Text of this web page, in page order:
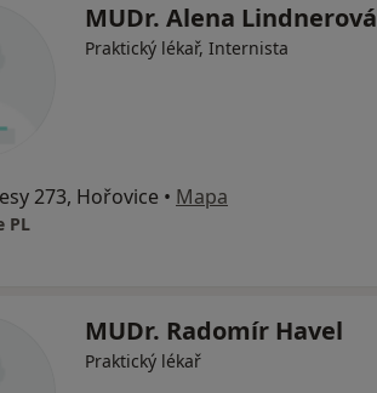
MUDr. Alena Lindnerová
Praktický lékař, Internista
273, Hořovice • Mapa
PL
MUDr. Radomír Havel
Praktický lékař